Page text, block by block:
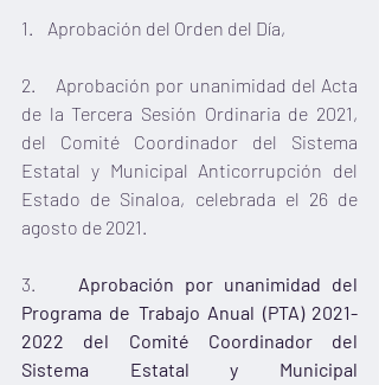
1.    Aprobación del Orden del Día,
2.    Aprobación por unanimidad del Acta
de la Tercera Sesión Ordinaria de 2021,
del Comité Coordinador del Sistema
Estatal y Municipal Anticorrupción del
Estado de Sinaloa, celebrada el 26 de
agosto de 2021.
3. Aprobación por unanimidad del
Programa de Trabajo Anual (PTA) 2021-
2022 del Comité Coordinador del
Sistema Estatal y Municipal